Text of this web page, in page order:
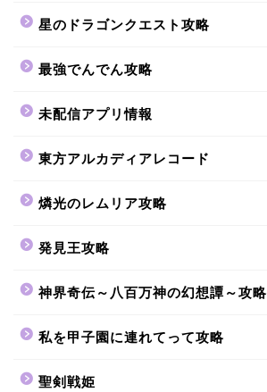
星のドラゴンクエスト攻略
最強でんでん攻略
未配信アプリ情報
東方アルカディアレコード
燐光のレムリア攻略
発見王攻略
神界奇伝～八百万神の幻想譚～攻略
私を甲子園に連れてって攻略
聖剣戦姫